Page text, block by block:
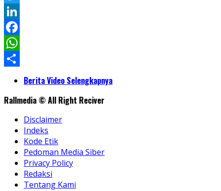
Twitter
LinkedIn
Facebook
WhatsApp
ShareBerita Video Selengkapnya
Rallmedia © All Right Reciver
Disclaimer
Indeks
Kode Etik
Pedoman Media Siber
Privacy Policy
Redaksi
Tentang Kami